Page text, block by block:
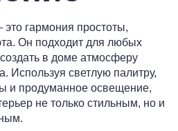
гармония простоты,
Он подходит для любых
в доме атмосферу
Используя светлую палитру,
и продуманное освещение,
не только стильным, но и